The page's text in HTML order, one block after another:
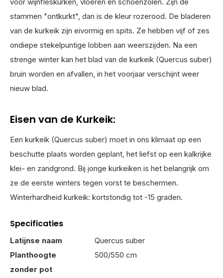
stammen "ontkurkt", dan is de kleur rozerood. De bladeren
van de kurkeik zijn eivormig en spits. Ze hebben vijf of zes
ondiepe stekelpuntige lobben aan weerszijden. Na een
strenge winter kan het blad van de kurkeik (Quercus suber)
bruin worden en afvallen, in het voorjaar verschijnt weer
nieuw blad.
Eisen van de Kurkeik:
Een kurkeik (Quercus suber) moet in ons klimaat op een
beschutte plaats worden geplant, het liefst op een kalkrijke
klei- en zandgrond. Bij jonge kurkeiken is het belangrijk om
ze de eerste winters tegen vorst te beschermen.
Winterhardheid kurkeik: kortstondig tot -15 graden.
Specificaties
Latijnse naam
Quercus suber
Planthoogte
zonder pot
500/550 cm